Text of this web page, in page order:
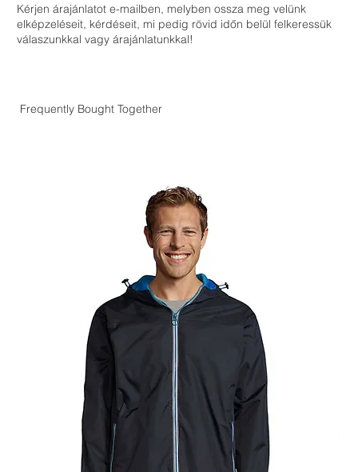
Kérjen árajánlatot e-mailben, melyben ossza meg velünk
elképzeléseit, kérdéseit, mi pedig rövid időn belül felkeressük
válaszunkkal vagy árajánlatunkkal!
Frequently Bought Together